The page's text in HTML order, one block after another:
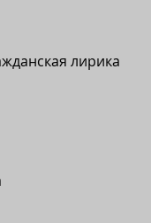
лирика